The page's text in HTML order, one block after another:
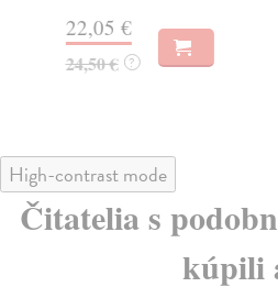
22,05 €
24,50 € ?
High-contrast mode
Čitatelia s
kúpili